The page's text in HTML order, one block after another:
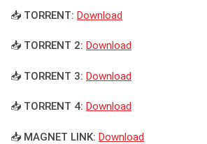
📥 TORRENT: Download
📥 TORRENT 2: Download
📥 TORRENT 3: Download
📥 TORRENT 4: Download
📥 MAGNET LINK: Download